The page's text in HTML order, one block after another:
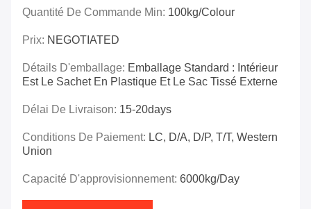
Quantité De Commande Min: 100kg/colour
Prix: NEGOTIATED
Détails D'emballage: Emballage Standard : Intérieur
Est Le Sachet En Plastique Et Le Sac Tissé Externe
Délai De Livraison: 15-20days
Conditions De Paiement: LC, D/A, D/P, T/T, Western
Union
Capacité D'approvisionnement: 6000kg/day